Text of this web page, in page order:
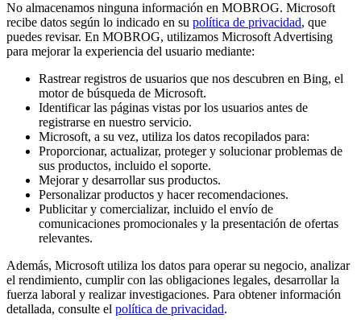
No almacenamos ninguna información en MOBROG. Microsoft
recibe datos según lo indicado en su política de privacidad, que
puedes revisar. En MOBROG, utilizamos Microsoft Advertising
para mejorar la experiencia del usuario mediante:
Rastrear registros de usuarios que nos descubren en Bing, el
motor de búsqueda de Microsoft.
Identificar las páginas vistas por los usuarios antes de
registrarse en nuestro servicio.
Microsoft, a su vez, utiliza los datos recopilados para:
Proporcionar, actualizar, proteger y solucionar problemas de
sus productos, incluido el soporte.
Mejorar y desarrollar sus productos.
Personalizar productos y hacer recomendaciones.
Publicitar y comercializar, incluido el envío de
comunicaciones promocionales y la presentación de ofertas
relevantes.
Además, Microsoft utiliza los datos para operar su negocio, analizar
el rendimiento, cumplir con las obligaciones legales, desarrollar la
fuerza laboral y realizar investigaciones. Para obtener información
detallada, consulte el política de privacidad.